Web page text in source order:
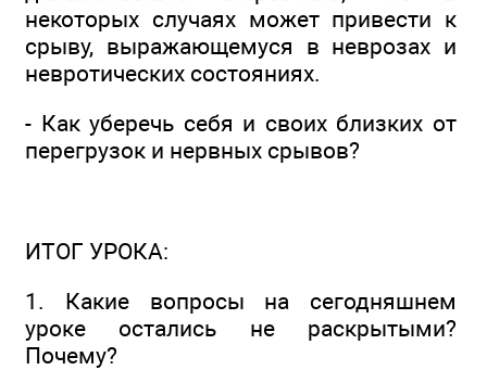
некоторых случаях может привести к
срыву, выражающемуся в неврозах и
невротических состояниях.
- Как уберечь себя и своих близких от
перегрузок и нервных срывов?
ИТОГ УРОКА:
1. Какие вопросы на сегодняшнем
уроке остались не раскрытыми?
Почему?